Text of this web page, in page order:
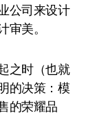
公司来设计
美。
之时（也就
的决策：模
的荣耀品